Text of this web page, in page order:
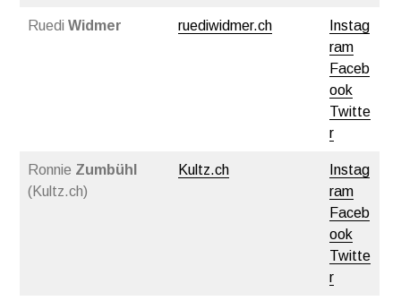
RuediWidmer ruediwidmer.ch
Instag
ram
Faceb
ook
Twitte
r
Ronnie Zumbühl
(Kultz.ch)
Kultz.ch
Instag
ram
Faceb
ook
Twitte
r